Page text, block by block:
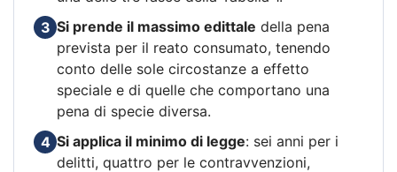
3 Si prende il massimo edittale della pena
prevista per il reato consumato, tenendo
conto delle sole circostanze a effetto
speciale e di quelle che comportano una
pena di specie diversa.
4 Si applica il minimo di legge: sei anni per i
delitti, quattro per le contravvenzioni,